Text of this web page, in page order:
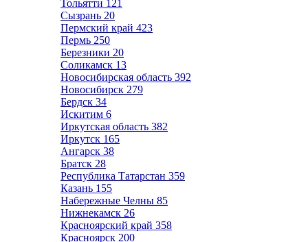
Тольятти 121
Сызрань 20
Пермский край 423
Пермь 250
Березники 20
Соликамск 13
Новосибирская область 392
Новосибирск 279
Бердск 34
Искитим 6
Иркутская область 382
Иркутск 165
Ангарск 38
Братск 28
Республика Татарстан 359
Казань 155
Набережные Челны 85
Нижнекамск 26
Красноярский край 358
Красноярск 200